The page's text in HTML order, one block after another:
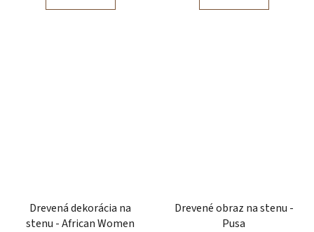
Drevená dekorácia na
stenu - African Women
Drevené obraz na stenu -
Pusa